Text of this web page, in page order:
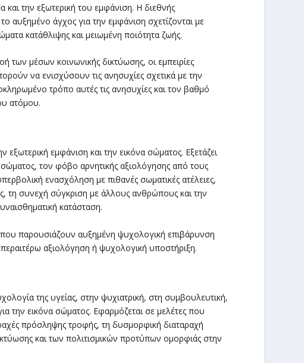
και την εξωτερική του εμφάνιση. Η διεθνής
αυξημένο άγχος για την εμφάνιση σχετίζονται με
κατάθλιψης και μειωμένη ποιότητα ζωής.
των μέσων κοινωνικής δικτύωσης, οι εμπειρίες
να ενισχύσουν τις ανησυχίες σχετικά με την
τρόπο αυτές τις ανησυχίες και τον βαθμό
ατόμου.
εξωτερική εμφάνιση και την εικόνα σώματος. Εξετάζει
τον φόβο αρνητικής αξιολόγησης από τους
ενασχόληση με πιθανές σωματικές ατέλειες,
τη συνεχή σύγκριση με άλλους ανθρώπους και την
κατάσταση.
παρουσιάζουν αυξημένη ψυχολογική επιβάρυνση
αξιολόγηση ή ψυχολογική υποστήριξη.
της υγείας, στην ψυχιατρική, στη συμβουλευτική,
την εικόνα σώματος. Εφαρμόζεται σε μελέτες που
πρόσληψης τροφής, τη δυσμορφική διαταραχή
και των πολιτισμικών προτύπων ομορφιάς στην